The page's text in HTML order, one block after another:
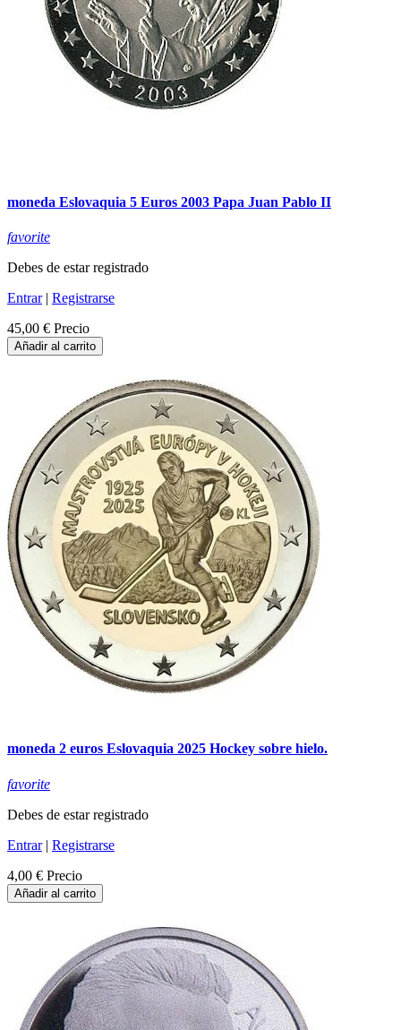
moneda Eslovaquia 5 Euros 2003 Papa Juan Pablo II
favorite
Debes de estar registrado
Entrar| Registrarse
45,00 € Precio
Añadir al carrito
moneda 2 euros Eslovaquia 2025 Hockey sobre hielo.
favorite
Debes de estar registrado
Entrar| Registrarse
4,00 € Precio
Añadir al carrito